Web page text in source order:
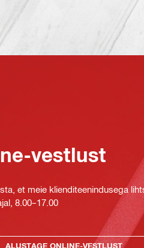
vestlust
et meie klienditeenindusega
8.00–17.00
ALUSTAGE ONLINE-VESTLUST